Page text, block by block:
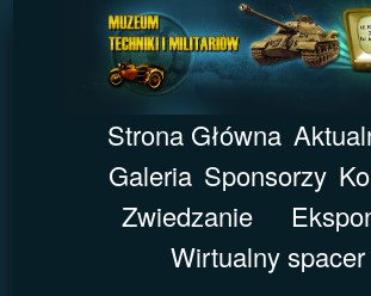
Strona Główna
Galeria Sponsorzy
Zwiedzanie
Wirtualny spacer